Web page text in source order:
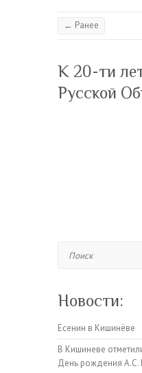
← Ранее
К 20-ти
Русской
Новости:
Есенин в Кишинёве
В Кишиневе
День рождения А.С.